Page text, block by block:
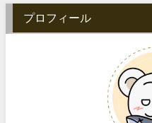
プロフィール